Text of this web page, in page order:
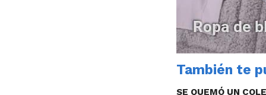
También te
SE QUEMÓ UN